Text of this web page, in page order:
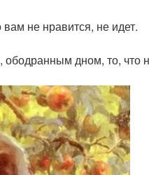
не нравится, не идет.
дном, то, что